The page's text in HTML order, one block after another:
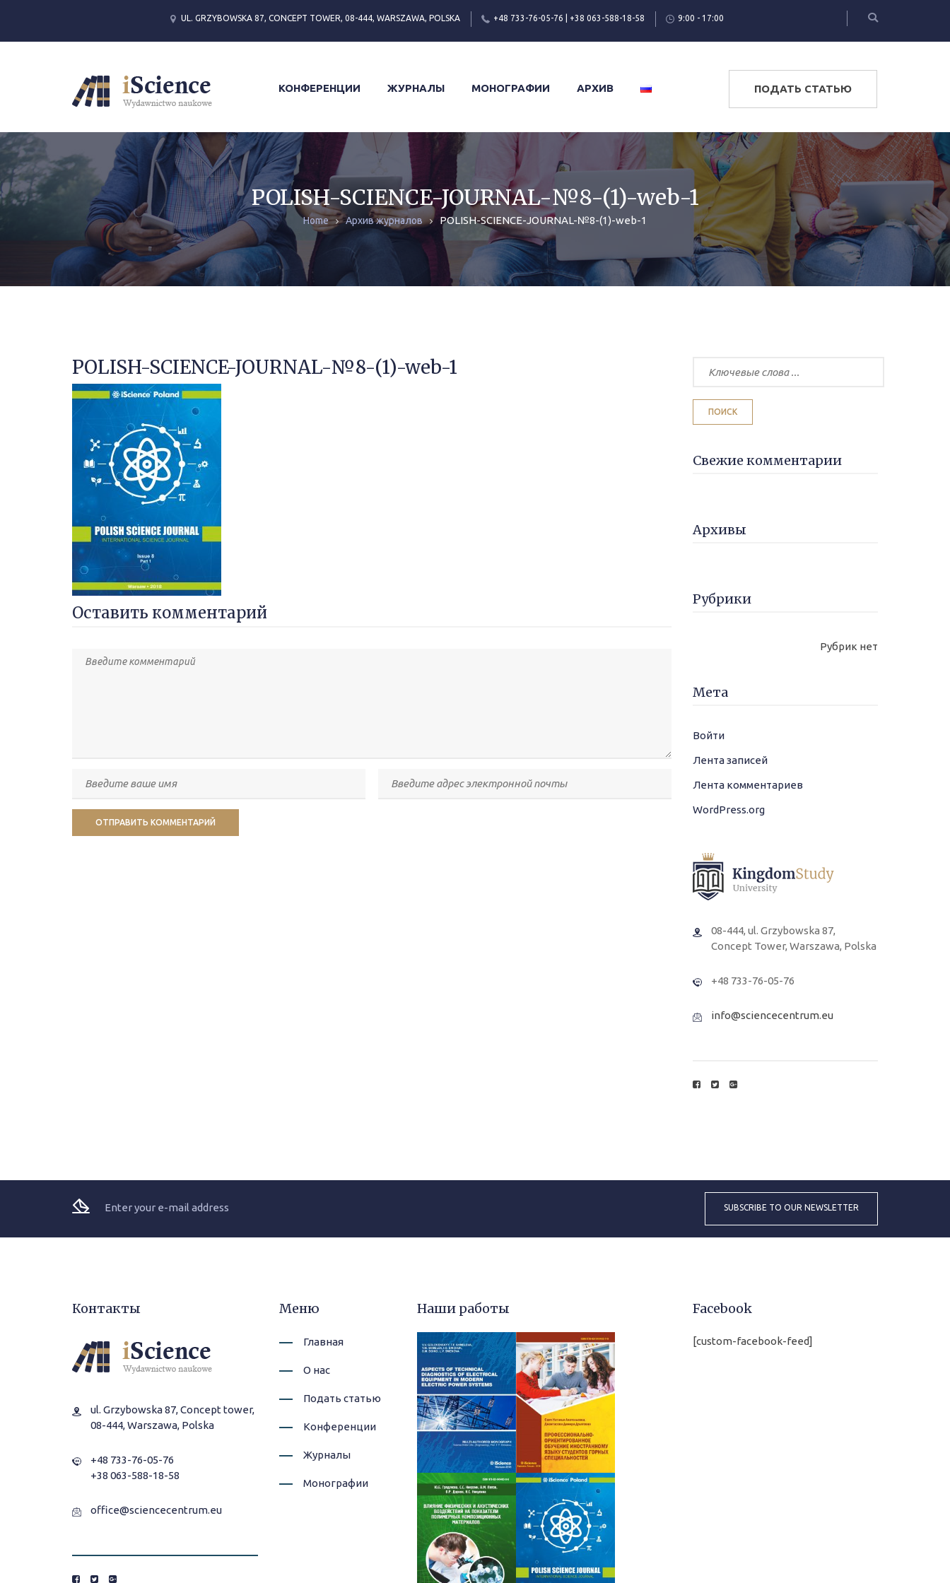
UL. GRZYBOWSKA 87, CONCEPT TOWER, 08-444, WARSZAWA, POLSKA +48 733-76-05-76 | +38 063-588-18-58 9:00 - 17:00
КОНФЕРЕНЦИИ ЖУРНАЛЫ МОНОГРАФИИ АРХИВ ПОДАТЬ СТАТЬЮ
POLISH-SCIENCE-JOURNAL-№8-(1)-web-1
Home Архив журналов POLISH-SCIENCE-JOURNAL-№8-(1)-web-1
POLISH-SCIENCE-JOURNAL-№8-(1)-web-1
Оставить комментарий
Свежие комментарии
Архивы
Рубрики
Рубрик нет
Мета
Войти
Лента записей
Лента комментариев
WordPress.org
08-444, ul. Grzybowska 87,
Concept Tower, Warszawa, Polska
+48 733-76-05-76
info@sciencecentrum.eu
Контакты
ul. Grzybowska 87, Concept tower,
08-444, Warszawa, Polska
+48 733-76-05-76
+38 063-588-18-58
office@sciencecentrum.eu
Меню
Главная
О нас
Подать статью
Конференции
Журналы
Монографии
Наши работы Facebook
[custom-facebook-feed]